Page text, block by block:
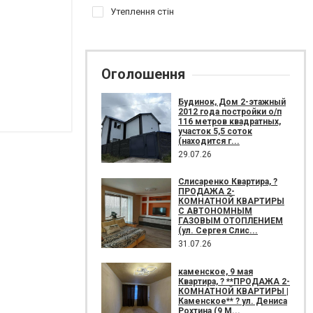
Утеплення стін
Оголошення
Будинок, Дом 2-этажный
2012 года постройки о/п
116 метров квадратных,
участок 5,5 соток
(находится г...
29.07.26
Слисаренко Квартира, ?
ПРОДАЖА 2-
КОМНАТНОЙ КВАРТИРЫ
С АВТОНОМНЫМ
ГАЗОВЫМ ОТОПЛЕНИЕМ
(ул. Сергея Слис...
31.07.26
каменское, 9 мая
Квартира, ? **ПРОДАЖА 2-
КОМНАТНОЙ КВАРТИРЫ |
Каменское** ? ул. Дениса
Рохтина (9 М...